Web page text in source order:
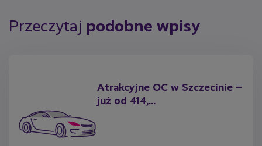
niż w okolicznych wsiach. Algorytm przeanalizuje również dane
dotyczące liczby pojazdów zarejestrowanych w mieście,
Przeczytaj podobne wpisy
Atrakcyjne OC w Szczecinie –
już od 414,...